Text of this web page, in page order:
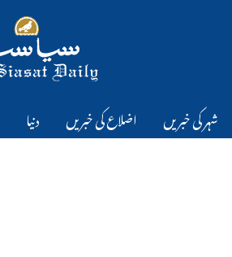
شہر کی خبریں اضلاع کی خبریں دنیا